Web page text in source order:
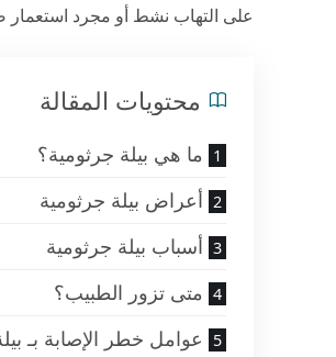
على التهاب نشط أو مجرد استعمار
محتويات المقالة
ما هي بيلة جرثومية؟
أعراض بيلة جرثومية
أسباب بيلة جرثومية
متى تزور الطبيب؟
عوامل خطر الإصابة بـ